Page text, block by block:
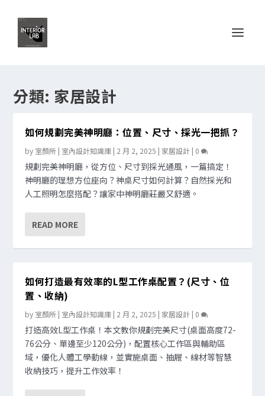
分類: 家居設計
如何規劃完美神明廳：位置、尺寸、採光一把抓？
by 室顏所 | 室內設計知識庫 | 2 月 2, 2025 | 家居設計 | 0
規劃完美神明廳，從方位、尺寸到採光通風，一篇搞定！
神明廳的理想方位座向？神桌尺寸如何計算？自然採光和
人工照明怎麼搭配？讓家中神明廳莊嚴又舒適。
READ MORE
如何打造最有效率的L型工作桌配置？(尺寸、位
置、收納)
by 室顏所 | 室內設計知識庫 | 2 月 2, 2025 | 家居設計 | 0
打造高效L型工作桌！本文教你規劃完美尺寸(桌面高度72-
76公分、單邊至少120公分)，配置核心工作區與輔助區
域，優化人體工學動線，並實施桌面、抽屜、線材等智慧
收納技巧，提升工作效率！